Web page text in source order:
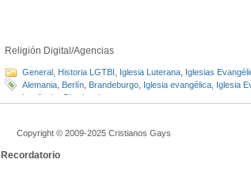
Religión Digital/Agencias
General Historia LGTBI Iglesia Luterana Iglesias
Alemania Berlín Brandeburgo Iglesia evangélica Iglesia
igualitario
Oberlausitz
Copyright © 2009-2025 Cristianos Gays
Recordatorio